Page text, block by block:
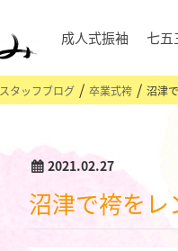
成人式振袖 七五
スタッフブログ 卒業式袴 沼津
2021.02.27
沼津で袴を